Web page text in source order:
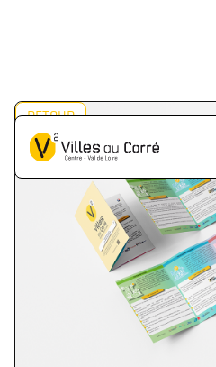
RETOUR